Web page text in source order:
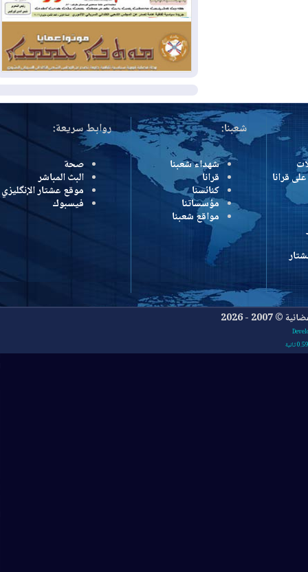
منظومة باتريوت الدفاعية من أربيل
2026-08-01
النفط: اتفاقية ثلاثية لاستئناف
التصدير عبر جيهان بطاقة 750 ألف برميل
يومياً
المزيد
شعبنا:
شهداء شعبنا
قرانا
كنائسنا
مؤسساتنا
مواقع شعبنا
روابط سريعة:
صحة
البث المباشر
موقع عشتار الإنگليزي
فيسبوك
2026